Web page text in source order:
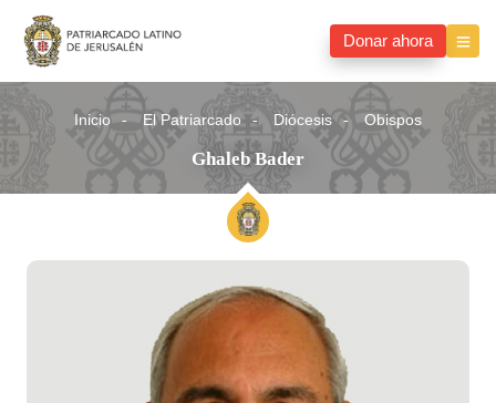
Donar ahora
Inicio El Patriarcado Diócesis Obispos
Ghaleb Bader